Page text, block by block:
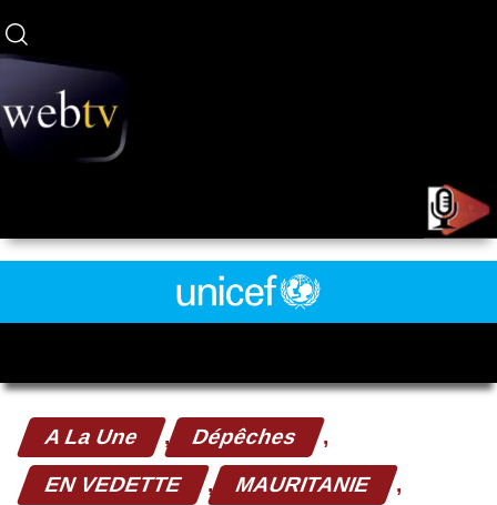
A La Une , Dépêches ,
EN VEDETTE , MAURITANIE ,